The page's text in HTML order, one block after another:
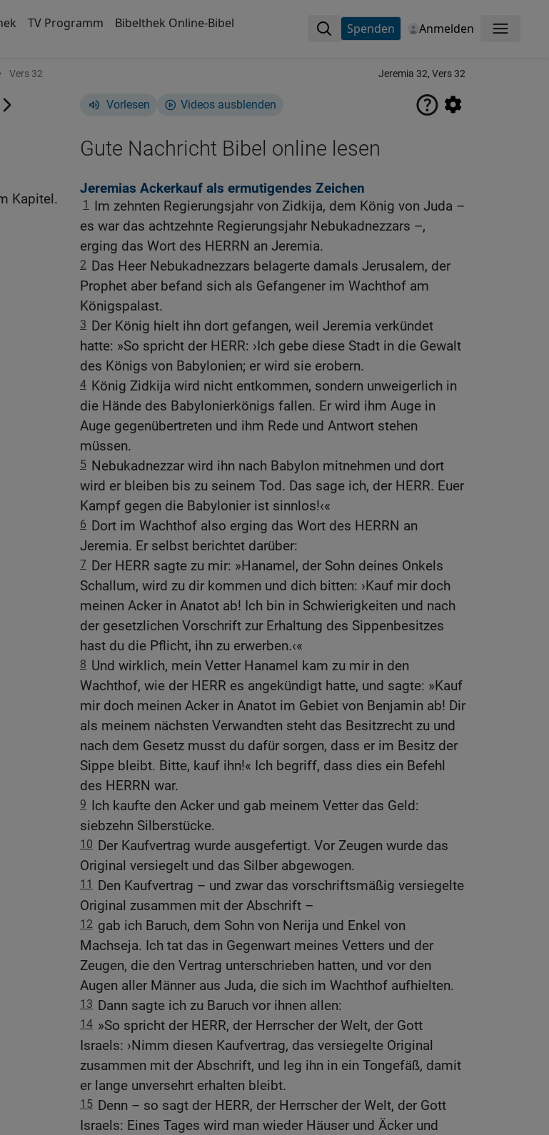
TV Programm Bibelthek Online-Bibel Spenden Anmelden Menü
Vers 32 Jeremia 32, Vers 32
Vorlesen Videos ausblenden
Gute Nachricht Bibel online lesen
Jeremias Ackerkauf als ermutigendes Zeichen
1
Im zehnten Regierungsjahr von Zidkija, dem König von Juda –
es war das achtzehnte Regierungsjahr Nebukadnezzars –,
erging das Wort des HERRN an Jeremia.
2 Das Heer Nebukadnezzars belagerte damals Jerusalem, der
Prophet aber befand sich als Gefangener im Wachthof am
Königspalast.
3 Der König hielt ihn dort gefangen, weil Jeremia verkündet
hatte: »So spricht der HERR: ›Ich gebe diese Stadt in die Gewalt
des Königs von Babylonien; er wird sie erobern.
4 König Zidkija wird nicht entkommen, sondern unweigerlich in
die Hände des Babylonierkönigs fallen. Er wird ihm Auge in
Auge gegenübertreten und ihm Rede und Antwort stehen
müssen.
5 Nebukadnezzar wird ihn nach Babylon mitnehmen und dort
wird er bleiben bis zu seinem Tod. Das sage ich, der HERR. Euer
Kampf gegen die Babylonier ist sinnlos!‹«
6 Dort im Wachthof also erging das Wort des HERRN an
Jeremia. Er selbst berichtet darüber:
7 Der HERR sagte zu mir: »Hanamel, der Sohn deines Onkels
Schallum, wird zu dir kommen und dich bitten: ›Kauf mir doch
meinen Acker in Anatot ab! Ich bin in Schwierigkeiten und nach
der gesetzlichen Vorschrift zur Erhaltung des Sippenbesitzes
hast du die Pflicht, ihn zu erwerben.‹«
8 Und wirklich, mein Vetter Hanamel kam zu mir in den
Wachthof, wie der HERR es angekündigt hatte, und sagte: »Kauf
mir doch meinen Acker in Anatot im Gebiet von Benjamin ab! Dir
als meinem nächsten Verwandten steht das Besitzrecht zu und
nach dem Gesetz musst du dafür sorgen, dass er im Besitz der
Sippe bleibt. Bitte, kauf ihn!« Ich begriff, dass dies ein Befehl
des HERRN war.
9 Ich kaufte den Acker und gab meinem Vetter das Geld:
siebzehn Silberstücke.
10 Der Kaufvertrag wurde ausgefertigt. Vor Zeugen wurde das
Original versiegelt und das Silber abgewogen.
11
Den Kaufvertrag – und zwar das vorschriftsmäßig versiegelte
Original zusammen mit der Abschrift –
12 gab ich Baruch, dem Sohn von Nerija und Enkel von
Machseja. Ich tat das in Gegenwart meines Vetters und der
Zeugen, die den Vertrag unterschrieben hatten, und vor den
Augen aller Männer aus Juda, die sich im Wachthof aufhielten.
13 Dann sagte ich zu Baruch vor ihnen allen:
14 »So spricht der HERR, der Herrscher der Welt, der Gott
Israels: ›Nimm diesen Kaufvertrag, das versiegelte Original
zusammen mit der Abschrift, und leg ihn in ein Tongefäß, damit
er lange unversehrt erhalten bleibt.
15 Denn – so sagt der HERR, der Herrscher der Welt, der Gott
Israels: Eines Tages wird man wieder Häuser und Äcker und
Kapitel.